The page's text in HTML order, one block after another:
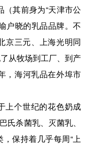
其前身为“天津市公
户晓的乳品品牌。不
京三元、上海光明同
从牧场到工厂、到产
，海河乳品在外埠市
上个世纪的花色奶成
氏杀菌乳、灭菌乳、
保持着几乎每周“上